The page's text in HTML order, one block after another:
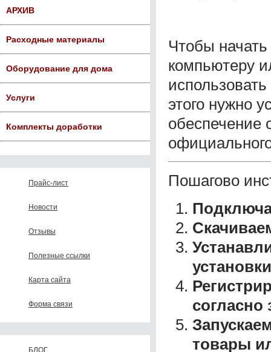
АРХИВ
Расходные материалы
Оборудование для дома
Услуги
Комплекты доработки
Прайс-лист
Новости
Отзывы
Полезные ссылки
Карта сайта
Форма связи
БЛОГ
Чтобы начать
компьютеру
этого нужно
обеспечение
Пошагово
согласно
товары